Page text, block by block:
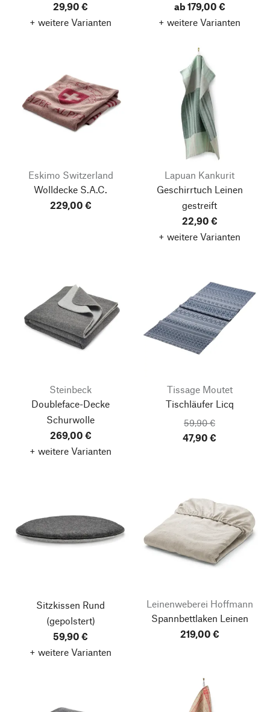
29,90 €
+ weitere Varianten
ab 179,00 €
+ weitere Varianten
Eskimo Switzerland
Wolldecke S.A.C.
229,00 €
Lapuan Kankurit
Geschirrtuch Leinen
gestreift
22,90 €
+ weitere Varianten
Steinbeck
Doubleface-Decke
Schurwolle
269,00 €
+ weitere Varianten
Tissage Moutet
Tischläufer Licq
59,90 €
47,90 €
Sitzkissen Rund
(gepolstert)
59,90 €
+ weitere Varianten
Leinenweberei Hoffmann
Spannbettlaken Leinen
219,00 €